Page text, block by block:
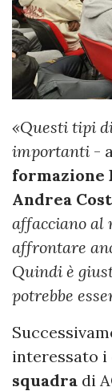
«Questi tipi
importanti -
formazione
Andrea
affacciano al
affrontare
Quindi è
potrebbe
interessato
squadra di